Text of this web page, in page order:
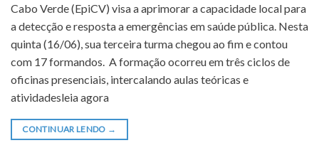
Cabo Verde (EpiCV) visa a aprimorar a capacidade local para
a detecção e resposta a emergências em saúde pública. Nesta
quinta (16/06), sua terceira turma chegou ao fim e contou
com 17 formandos. A formação ocorreu em três ciclos de
oficinas presenciais, intercalando aulas teóricas e
atividadesleia agora
CONTINUAR LENDO →